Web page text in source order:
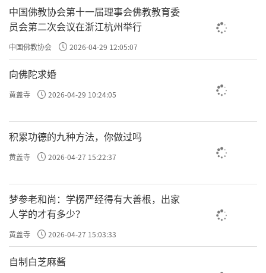
中国佛教协会第十一届理事会佛教教育委
员会第二次会议在浙江杭州举行
中国佛教协会 2026-04-29 12:05:07
向佛陀求婚
黄盖寺 2026-04-29 10:24:05
积累功德的九种方法，你做过吗
黄盖寺 2026-04-27 15:22:37
梦参老和尚：学楞严经得有大善根，出家
人学的才有多少？
黄盖寺 2026-04-27 15:03:33
自制白芝麻酱